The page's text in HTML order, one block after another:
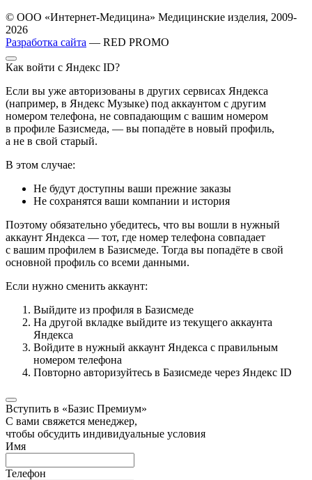
© ООО «Интернет-Медицина» Медицинские изделия, 2009-
2026
Разработка сайта — RED PROMO
Как войти с Яндекс ID?
Если вы уже авторизованы в других сервисах Яндекса
(например, в Яндекс Музыке) под аккаунтом с другим
номером телефона, не совпадающим с вашим номером
в профиле Базисмеда, — вы попадёте в новый профиль,
а не в свой старый.
В этом случае:
Не будут доступны ваши прежние заказы
Не сохранятся ваши компании и история
Поэтому обязательно убедитесь, что вы вошли в нужный
аккаунт Яндекса — тот, где номер телефона совпадает
с вашим профилем в Базисмеде. Тогда вы попадёте в свой
основной профиль со всеми данными.
Если нужно сменить аккаунт:
Выйдите из профиля в Базисмеде
На другой вкладке выйдите из текущего аккаунта
Яндекса
Войдите в нужный аккаунт Яндекса с правильным
номером телефона
Повторно авторизуйтесь в Базисмеде через Яндекс ID
Вступить в «Базис Премиум»
С вами свяжется менеджер,
чтобы обсудить индивидуальные условия
Имя
Телефон